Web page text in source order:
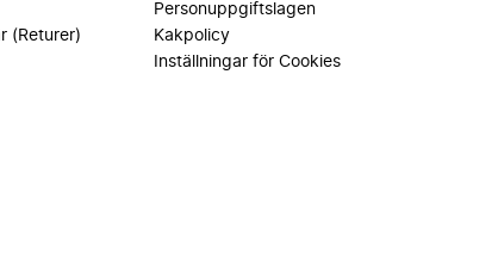
(Returer)
Personuppgiftslagen
Kakpolicy
Inställningar för Cookies